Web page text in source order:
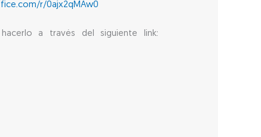
r/0ajx2qMAw0
a través del siguiente link: